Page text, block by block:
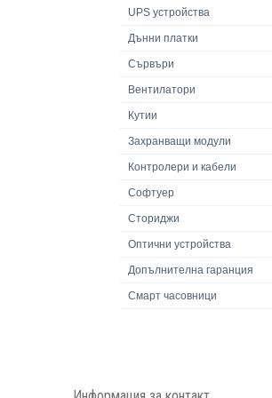
UPS устройства
Дънни платки
Сървъри
Вентилатори
Кутии
Захранващи модули
Контролери и кабели
Софтуер
Сториджи
Оптични устройства
Допълнителна гаранция
Смарт часовници